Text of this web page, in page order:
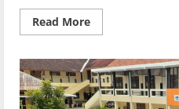
Read MoreRead
more
Produksi
Tata
Busana